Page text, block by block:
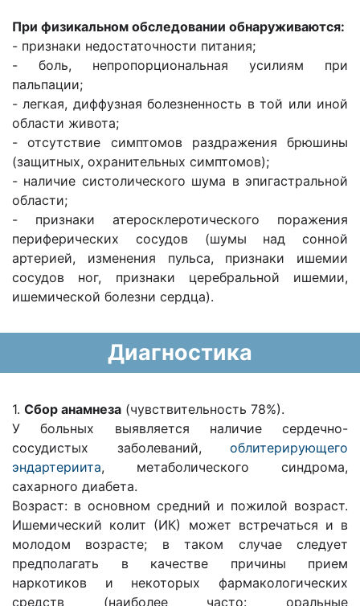
При физикальном обследовании обнаруживаются:
- признаки недостаточности питания;
- боль, непропорциональная усилиям при
пальпации;
- легкая, диффузная болезненность в той или иной
области живота;
- отсутствие симптомов раздражения брюшины
(защитных, охранительных симптомов);
- наличие систолического шума в эпигастральной
области;
- признаки атеросклеротического поражения
периферических сосудов (шумы над сонной
артерией, изменения пульса, признаки ишемии
сосудов ног, признаки церебральной ишемии,
ишемической болезни сердца).
Диагностика
1. Сбор анамнеза (чувствительность 78%).
У больных выявляется наличие сердечно-
сосудистых заболеваний, облитерирующего
эндартериита, метаболического синдрома,
сахарного диабета.
Возраст: в основном средний и пожилой возраст.
Ишемический колит (ИК) может встречаться и в
молодом возрасте; в таком случае следует
предполагать в качестве причины прием
наркотиков и некоторых фармакологических
средств (наиболее часто: оральные